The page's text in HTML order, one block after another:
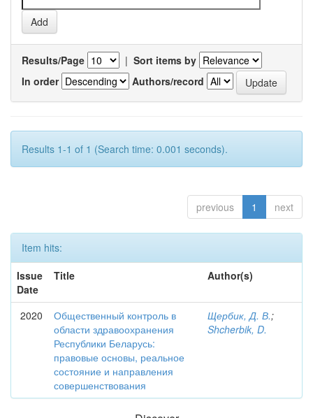
Results/Page | Sort items by
In order
Authors/record
Results 1-1 of 1 (Search time: 0.001 seconds).
previous 1 next
Item hits:
Issue
Date
Title Author(s)
2020
Общественный контроль в
области здравоохранения
Республики Беларусь:
правовые основы, реальное
состояние и направления
совершенствования
Щербик, Д. В.;
Shcherbik, D.